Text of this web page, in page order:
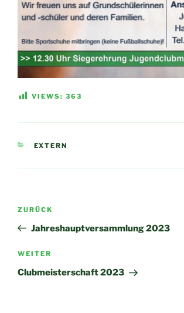
VIEWS: 363
KATEGORIEN
EXTERN
Beitragsnavigation
Vorheriger
Beitrag
ZURÜCK
Jahreshauptversammlung 2023
Nächster
Beitrag
WEITER
Clubmeisterschaft 2023